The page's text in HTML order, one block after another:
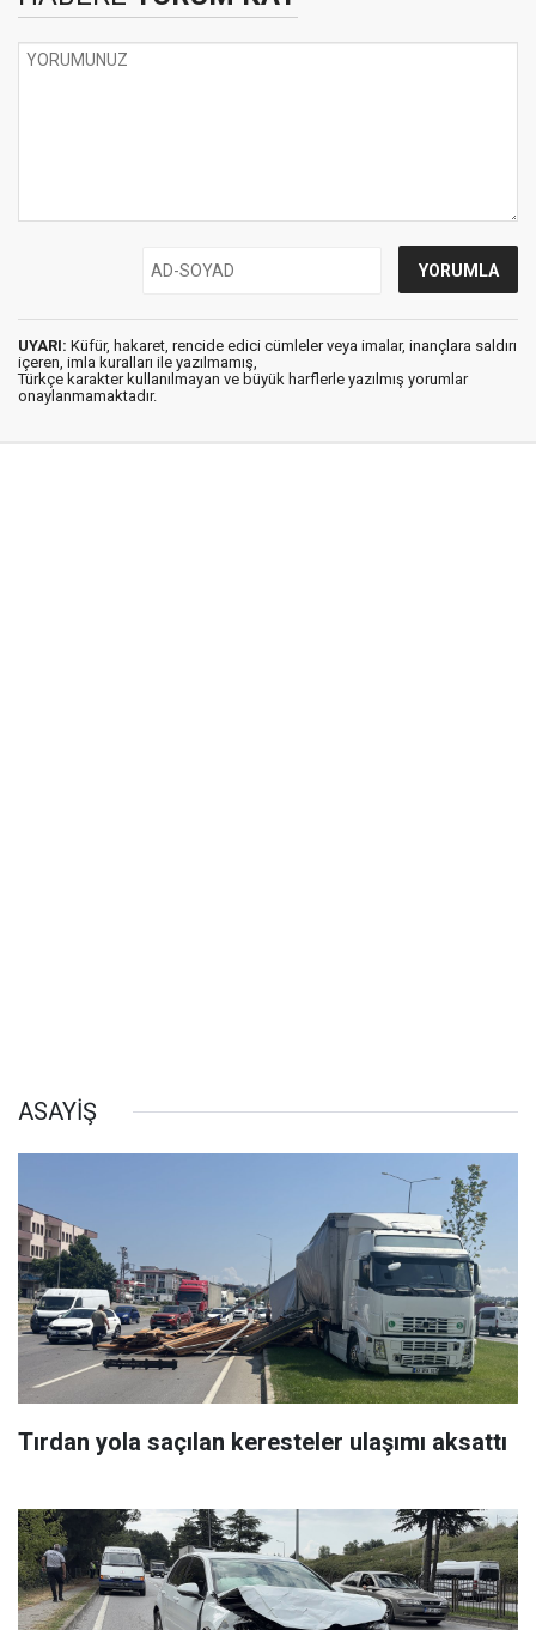
UYARI: Küfür, hakaret, rencide edici cümleler veya imalar, inançlara saldırı
içeren, imla kuralları ile yazılmamış,
Türkçe karakter kullanılmayan ve büyük harflerle yazılmış yorumlar
onaylanmamaktadır.
ASAYİŞ
Tırdan yola saçılan keresteler ulaşımı aksattı